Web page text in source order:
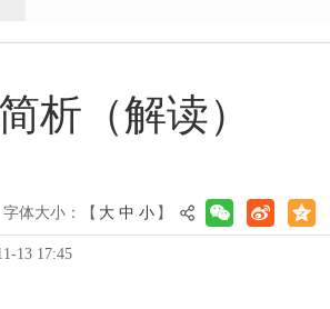
析（解读）
字体大小：【 大 中 小 】
13 17:45